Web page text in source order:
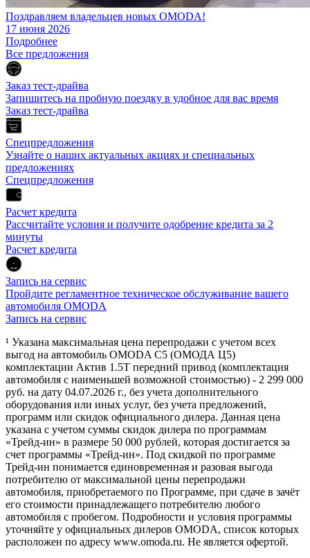
Поздравляем владельцев новых OMODA!
17 июня 2026
Подробнее
Все предложения
Заказ тест-драйва
Запишитесь на пробную поездку в удобное для вас время
Заказ тест-драйва
Спецпредложения
Узнайте о наших актуальных акциях и специальных
предложениях
Спецпредложения
Расчет кредита
Рассчитайте условия и получите одобрение кредита за 2
минуты
Расчет кредита
Запись на сервис
Пройдите регламентное техническое обслуживание вашего
автомобиля OMODA
Запись на сервис
¹ Указана максимальная цена перепродажи с учетом всех
выгод на автомобиль OMODA C5 (ОМОДА Ц5)
комплектации Актив 1.5Т передний привод (комплектация
автомобиля с наименьшей возможной стоимостью) - 2 299 000
руб. на дату 04.07.2026 г., без учета дополнительного
оборудования или иных услуг, без учета предложений,
программ или скидок официального дилера. Данная цена
указана с учетом суммы скидок дилера по программам
«Трейд-ин» в размере 50 000 рублей, которая достигается за
счет программы «Трейд-ин». Под скидкой по программе
Трейд-ин понимается единовременная и разовая выгода
потребителю от максимальной цены перепродажи
автомобиля, приобретаемого по Программе, при сдаче в зачёт
его стоимости принадлежащего потребителю любого
автомобиля с пробегом. Подробности и условия программы
уточняйте у официальных дилеров OMODA, список которых
расположен по адресу www.omoda.ru. Не является офертой.